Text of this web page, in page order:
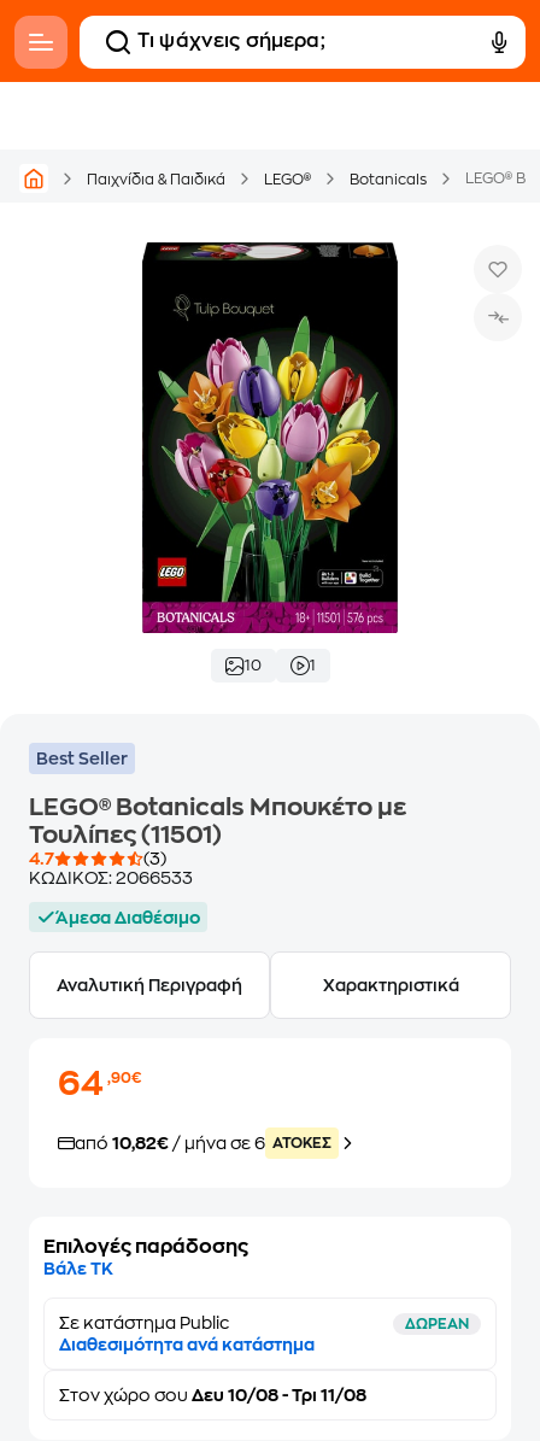
Παιχνίδια & Παιδικά LEGO® Botanicals LEGO®
10 1
Best Seller
LEGO® Botanicals Μπουκέτο με
Τουλίπες (11501)
4.7
(3)
ΚΩΔΙΚΟΣ: 2066533
Άμεσα Διαθέσιμο
Αναλυτική Περιγραφή Χαρακτηριστικά
64,90€
από 10,82€ / μήνα σε 6 ATOKEΣ
Επιλογές παράδοσης
Βάλε ΤΚ
Σε κατάστημα Public ΔΩΡΕΑΝ
Διαθεσιμότητα ανά κατάστημα
Στον χώρο σου Δευ 10/08 - Τρι 11/08